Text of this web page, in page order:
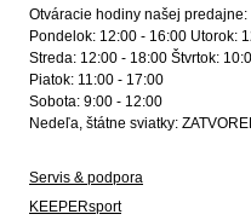
Otváracie hodiny našej predajne:
Pondelok: 12:00 - 16:00 Utorok:
Streda: 12:00 - 18:00 Štvrtok:
Piatok: 11:00 - 17:00
Sobota: 9:00 - 12:00
Nedeľa, štátne sviatky:
Servis & podpora
KEEPERsport